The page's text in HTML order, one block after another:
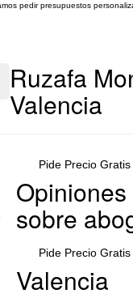
pedir presupuestos
Ruzafa
Valencia
Pide Precio Gratis
Pide Precio Gratis
sobre
Valencia